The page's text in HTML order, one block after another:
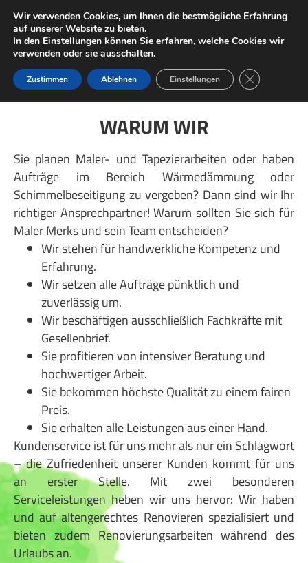
WARUM WIR
Sie planen Maler- und Tapezierarbeiten oder haben
Aufträge im Bereich Wärmedämmung oder
Schimmelbeseitigung zu vergeben? Dann sind wir Ihr
richtiger Ansprechpartner! Warum sollten Sie sich für
Maler Merks und sein Team entscheiden?
Wir stehen für handwerkliche Kompetenz und
Erfahrung.
Wir setzen alle Aufträge pünktlich und
zuverlässig um.
Wir beschäftigen ausschließlich Fachkräfte mit
Gesellenbrief.
Sie profitieren von intensiver Beratung und
hochwertiger Arbeit.
Sie bekommen höchste Qualität zu einem fairen
Preis.
Sie erhalten alle Leistungen aus einer Hand.
Kundenservice ist für uns mehr als nur ein Schlagwort
– die Zufriedenheit unserer Kunden kommt für uns
an erster Stelle. Mit zwei besonderen
Serviceleistungen heben wir uns hervor: Wir haben
und auf altengerechtes Renovieren spezialisiert und
bieten zudem Renovierungsarbeiten während des
Urlaubs an.
Wir verwenden Cookies, um Ihnen die bestmögliche Erfahrung
auf unserer Website zu bieten.
In den Einstellungen können Sie erfahren, welche Cookies wir
verwenden oder sie ausschalten.
Zustimmen Ablehnen Einstellungen GDPR